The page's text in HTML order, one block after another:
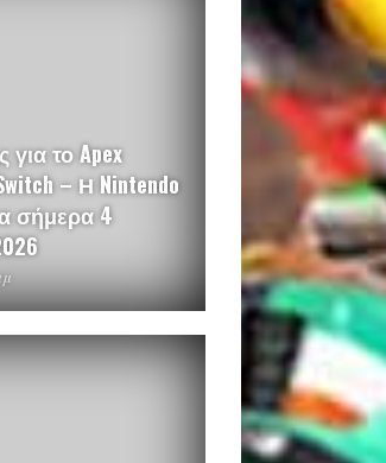
για το Apex
– Η Nintendo
σήμερα 4